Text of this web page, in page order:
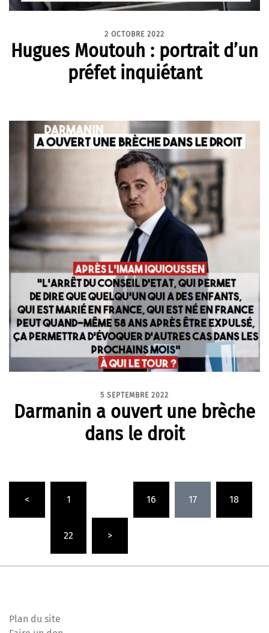
2 OCTOBRE 2022
Hugues Moutouh : portrait d’un
préfet inquiétant
5 SEPTEMBRE 2022
Darmanin a ouvert une brèche
dans le droit
des
publications
< 1 16 17 18
22 >
Plan du site